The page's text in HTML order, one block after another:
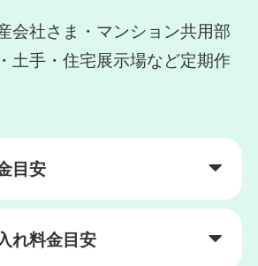
会社さま・マンション共用部
土手・住宅展示場など定期作
目安
れ料金目安